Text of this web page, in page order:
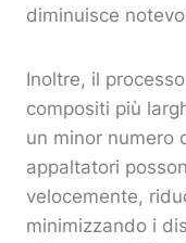
diminuisce
Inoltre, il
compositi più
un minor numero
appaltatori
velocemente,
minimizzando i